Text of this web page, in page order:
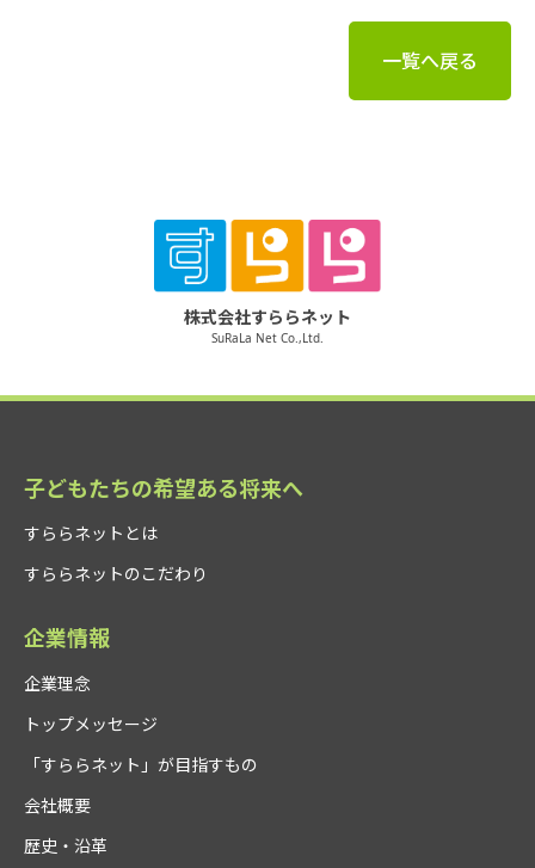
一覧へ戻る
株式会社すららネット
SuRaLa Net Co.,Ltd.
子どもたちの希望ある将来へ
すららネットとは
すららネットのこだわり
企業情報
企業理念
トップメッセージ
「すららネット」が目指すもの
会社概要
歴史・沿革